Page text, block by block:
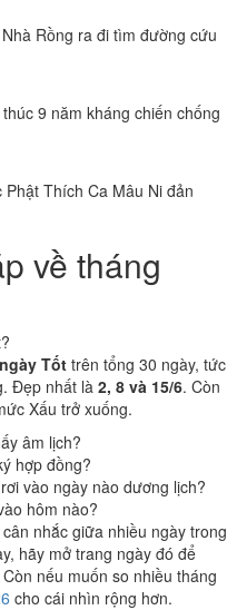
Rồng ra đi tìm đường cứu
9 năm kháng chiến chống
Thích Ca Mâu Ni đản
về tháng
Tốttrên tổng 30 ngày, tức
Đẹp nhất là 2, 8 và 15/6. Còn
Xấu trở xuống.
âm lịch?
hợp đồng?
vào ngày nào dương lịch?
hôm nào?
nhắc giữa nhiều ngày trong
hãy mở trang ngày đó để
nếu muốn so nhiều tháng
cho cái nhìn rộng hơn.